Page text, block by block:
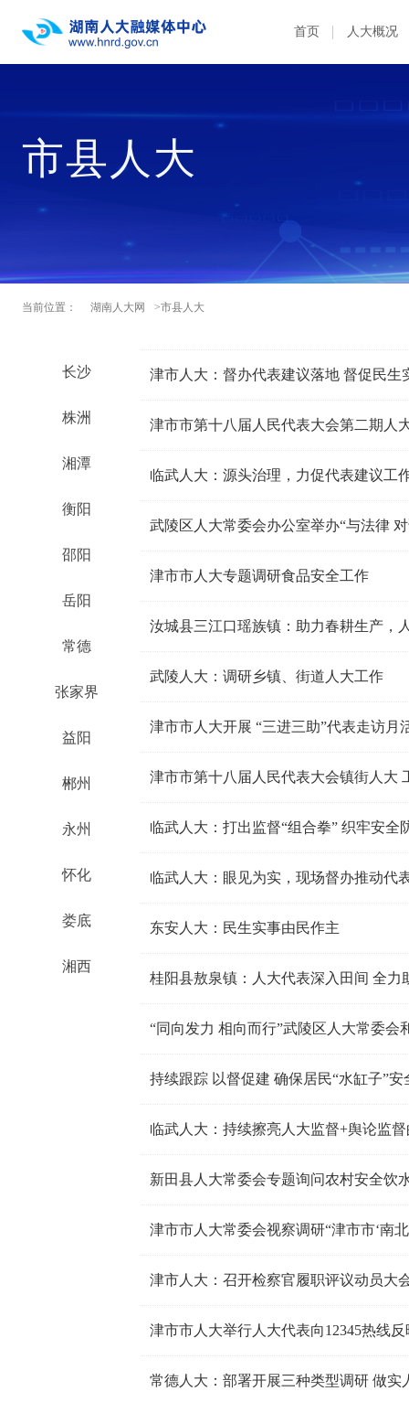
首页 人大概况
市县人大
当前位置： 湖南人大网 >市县人大
长沙
株洲
湘潭
衡阳
邵阳
岳阳
常德
张家界
益阳
郴州
永州
怀化
娄底
湘西
津市人大：督办代表建议落地 督促民生
津市市第十八届人民代表大会第二期人
临武人大：源头治理，力促代表建议工
武陵区人大常委会办公室举办“与法律
津市市人大专题调研食品安全工作
汝城县三江口瑶族镇：助力春耕生产，
武陵人大：调研乡镇、街道人大工作
津市市人大开展 “三进三助”代表走访月
津市市第十八届人民代表大会镇街人大
临武人大：打出监督“组合拳” 织牢安全
临武人大：眼见为实，现场督办推动代
东安人大：民生实事由民作主
桂阳县敖泉镇：人大代表深入田间 全力
“同向发力 相向而行”武陵区人大常委会
临武人大：持续擦亮人大监督+舆论监督
新田县人大常委会专题询问农村安全饮
津市市人大常委会视察调研“津市市‘南
津市人大：召开检察官履职评议动员大
津市市人大举行人大代表向12345热线
常德人大：部署开展三种类型调研 做实